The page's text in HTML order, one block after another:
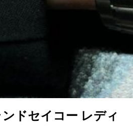
ドセイコー レディ